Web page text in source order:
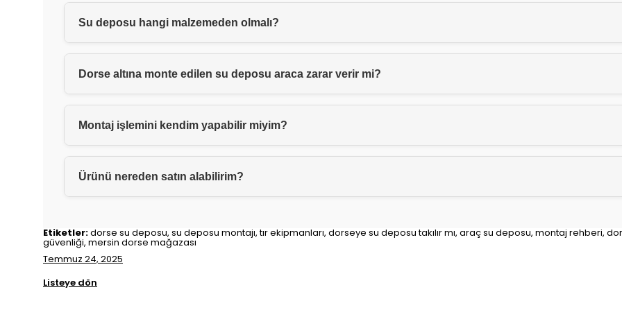
Su deposu hangi malzemeden olmalı?
Dorse altına monte edilen su deposu araca zarar verir mi?
Montaj işlemini kendim yapabilir miyim?
Ürünü nereden satın alabilirim?
Etiketler:dorse su deposu, su deposu montajı, tır ekipmanları, dorseye su deposu takılır mı, araç su deposu, montaj rehberi,
güvenliği, mersin dorse mağazası
Temmuz 24, 2025
Listeye dön